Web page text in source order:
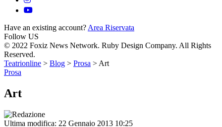
Have an existing account? Area Riservata
Follow US
© 2022 Foxiz News Network. Ruby Design Company. All Rights
Reserved.
Teatrionline > Blog > Prosa > Art
Prosa
Art
Ultima modifica: 22 Gennaio 2013 10:25